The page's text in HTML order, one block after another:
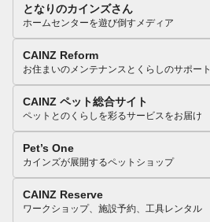
となりのカインズさん
ホームセンターを遊び倒すメディア
CAINZ Reform
お住まいのメンテナンスとくらしのサポート
CAINZ ペット総合サイト
ペットとのくらしを彩るサービスをお届け
Pet’s One
カインズが展開するペットショップ
CAINZ Reserve
ワークショップ、施設予約、工具レンタル